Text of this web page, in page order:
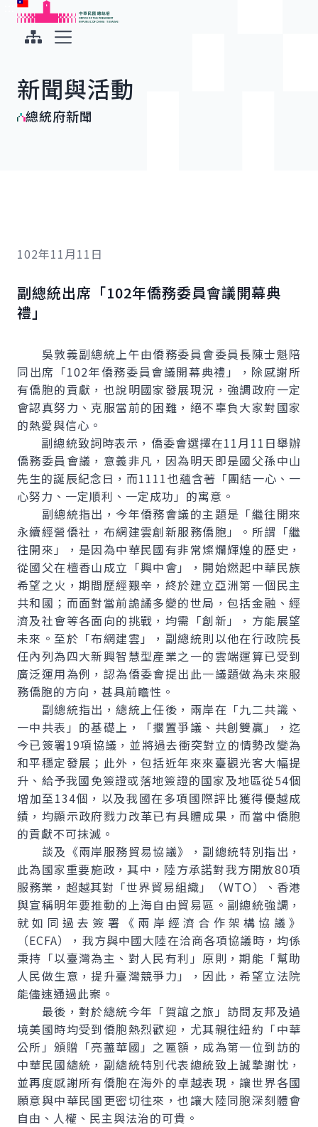
跳到主要內容
中華民國總統府
新聞與活動
總統府新聞
102年11月11日
副總統出席「102年僑務委員會議開幕典
禮」
吳敦義副總統上午由僑務委員會委員長陳士魁陪
同出席「102年僑務委員會議開幕典禮」，除感謝所
有僑胞的貢獻，也說明國家發展現況，強調政府一定
會認真努力、克服當前的困難，絕不辜負大家對國家
的熱愛與信心。
副總統致詞時表示，僑委會選擇在11月11日舉辦
僑務委員會議，意義非凡，因為明天即是國父孫中山
先生的誕辰紀念日，而1111也蘊含著「團結一心、一
心努力、一定順利、一定成功」的寓意。
副總統指出，今年僑務會議的主題是「繼往開來
永續經營僑社，布網建雲創新服務僑胞」。所謂「繼
往開來」，是因為中華民國有非常燦爛輝煌的歷史，
從國父在檀香山成立「興中會」，開始燃起中華民族
希望之火，期間歷經艱辛，終於建立亞洲第一個民主
共和國；而面對當前詭譎多變的世局，包括金融、經
濟及社會等各面向的挑戰，均需「創新」，方能展望
未來。至於「布網建雲」，副總統則以他在行政院長
任內列為四大新興智慧型產業之一的雲端運算已受到
廣泛運用為例，認為僑委會提出此一議題做為未來服
務僑胞的方向，甚具前瞻性。
副總統指出，總統上任後，兩岸在「九二共識、
一中共表」的基礎上，「擱置爭議、共創雙贏」，迄
今已簽署19項協議，並將過去衝突對立的情勢改變為
和平穩定發展；此外，包括近年來來臺觀光客大幅提
升、給予我國免簽證或落地簽證的國家及地區從54個
增加至134個，以及我國在多項國際評比獲得優越成
績，均顯示政府戮力改革已有具體成果，而當中僑胞
的貢獻不可抹滅。
談及《兩岸服務貿易協議》，副總統特別指出，
此為國家重要施政，其中，陸方承諾對我方開放80項
服務業，超越其對「世界貿易組織」（WTO）、香港
與宣稱明年要推動的上海自由貿易區。副總統強調，
就如同過去簽署《兩岸經濟合作架構協議》
（ECFA），我方與中國大陸在洽商各項協議時，均係
秉持「以臺灣為主、對人民有利」原則，期能「幫助
人民做生意，提升臺灣競爭力」，因此，希望立法院
能儘速通過此案。
最後，對於總統今年「賀誼之旅」訪問友邦及過
境美國時均受到僑胞熱烈歡迎，尤其親往紐約「中華
公所」頒贈「亮藎華國」之匾額，成為第一位到訪的
中華民國總統，副總統特別代表總統致上誠摯謝忱，
並再度感謝所有僑胞在海外的卓越表現，讓世界各國
願意與中華民國更密切往來，也讓大陸同胞深刻體會
自由、人權、民主與法治的可貴。